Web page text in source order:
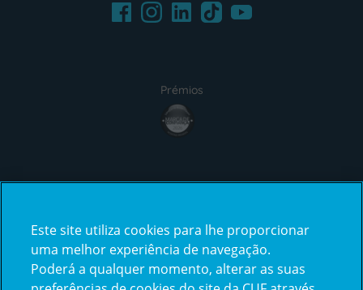
FacebookInstagramLinkedInTikTokYoutube
Prémios
award4
certification2certification3
Este site utiliza cookies para lhe proporcionar
uma melhor experiência de navegação.
Poderá a qualquer momento, alterar as suas